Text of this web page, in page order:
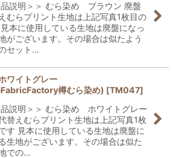
説明＞＞ むら染め ブラウン 廃盤
むらプリント生地は上記写真1枚目の
本に使用している生地は廃盤になっ
がございます。その場合は似たよう
セット…
ワイトグレー
樽むら染め) [TM047]
説明＞＞ むら染め ホワイトグレー
替えむらプリント生地は上記写真1枚
す 見本に使用している生地は廃盤に
生地がございます。その場合は似た
での…